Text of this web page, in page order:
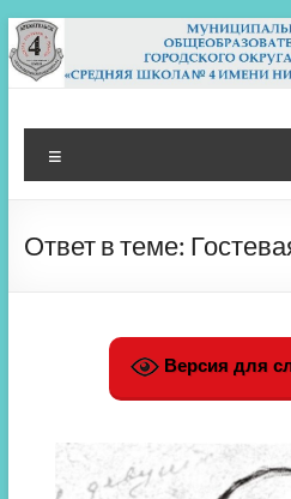
Перейти
к
содержимому
МБОУ СШ 4
Архангельск
Ответ в теме:
Версия для